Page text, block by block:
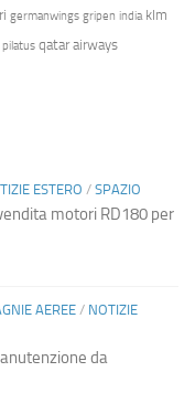
germanwings gripen india klm
pilatus qatar airways
ESTERO / SPAZIO
motori RD180 per
AEREE/ NOTIZIE
da